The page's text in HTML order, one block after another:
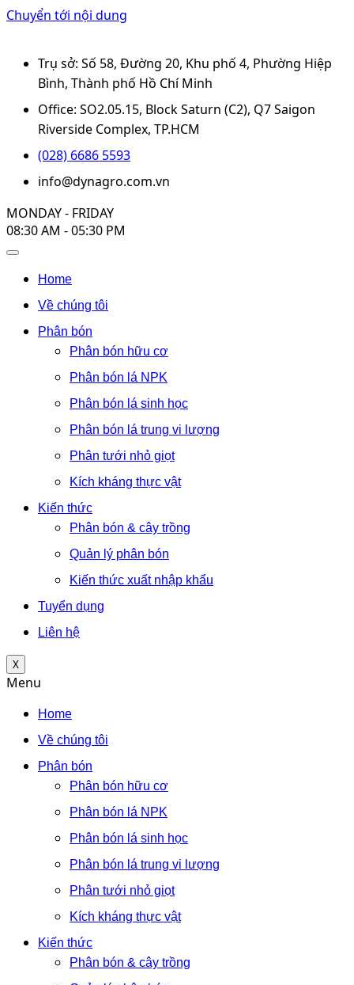
Chuyển tới nội dung
Trụ sở: Số 58, Đường 20, Khu phố 4, Phường Hiệp
Bình, Thành phố Hồ Chí Minh
Office: SO2.05.15, Block Saturn (C2), Q7 Saigon
Riverside Complex, TP.HCM
(028) 6686 5593
info@dynagro.com.vn
MONDAY - FRIDAY
08:30 AM - 05:30 PM
Home
Về chúng tôi
Phân bón
Phân bón hữu cơ
Phân bón lá NPK
Phân bón lá sinh học
Phân bón lá trung vi lượng
Phân tưới nhỏ giọt
Kích kháng thực vật
Kiến thức
Phân bón & cây trồng
Quản lý phân bón
Kiến thức xuất nhập khẩu
Tuyển dụng
Liên hệ
X
Menu
Home
Về chúng tôi
Phân bón
Phân bón hữu cơ
Phân bón lá NPK
Phân bón lá sinh học
Phân bón lá trung vi lượng
Phân tưới nhỏ giọt
Kích kháng thực vật
Kiến thức
Phân bón & cây trồng